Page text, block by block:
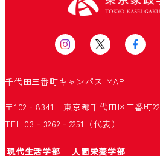
千代田三番町キャンパス MAP
〒102‐8341 東京都千代田区三番町22
TEL 03‐3262‐2251（代表）
現代生活学部 人間栄養学部